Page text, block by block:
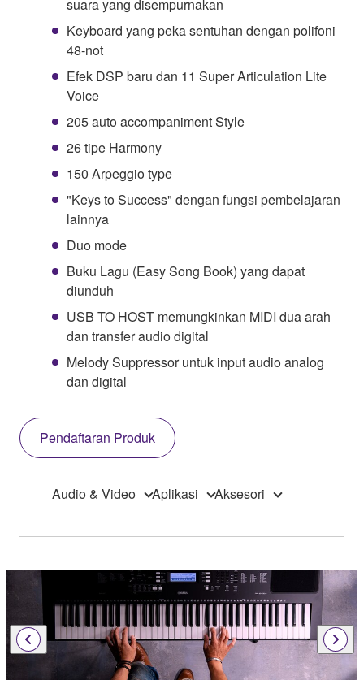
suara yang disempurnakan
Keyboard yang peka sentuhan dengan polifoni
48-not
Efek DSP baru dan 11 Super Articulation Lite
Voice
205 auto accompaniment Style
26 tipe Harmony
150 Arpeggio type
"Keys to Success" dengan fungsi pembelajaran
lainnya
Duo mode
Buku Lagu (Easy Song Book) yang dapat
diunduh
USB TO HOST memungkinkan MIDI dua arah
dan transfer audio digital
Melody Suppressor untuk input audio analog
dan digital
Pendaftaran Produk
Audio & Video Aplikasi Aksesori